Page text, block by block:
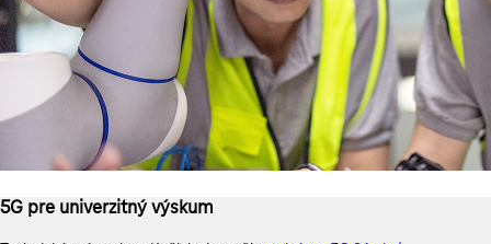
5G pre univerzitný výskum